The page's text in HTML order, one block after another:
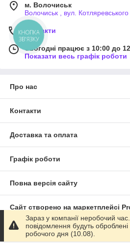
м. Волочиськ
Волочиськ , вул.
Контакти
Сьогодні працює з 10:00 до
Показати весь графік роботи
Про нас
Контакти
Доставка та оплата
Графік роботи
Повна версія сайту
Сайт створено на маркетплейсі
Політика конфіденційності
Зараз у компанії неробочий
повідомлення будуть
робочого дня (10.08).
КНОПКА
ЗВ'ЯЗКУ